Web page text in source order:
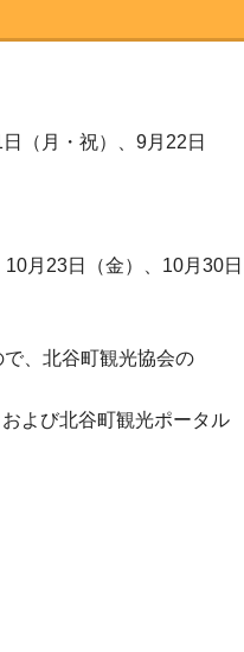
（月・祝）、9月22日
月23日（金）、10月30日
、北谷町観光協会の
よび北谷町観光ポータル